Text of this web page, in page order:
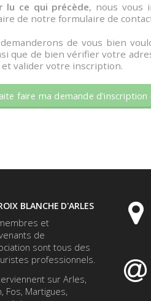
lu ce qui précède, nous vous
de notre formulaire de
de vous bien
que de bien vérifier votre
valider votre inscription.
faire ma demande d'inscription
BLANCHE D'ARLES
et
de
sont tous des
professionnels.
sur Arles,
Fos, Martigues,